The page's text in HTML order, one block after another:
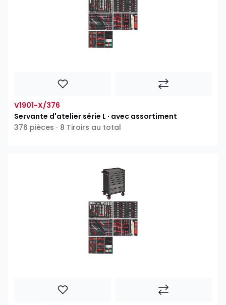
V1901-X/376
Servante d'atelier série L ∙ avec assortiment
376 pièces ∙ 8 Tiroirs au total